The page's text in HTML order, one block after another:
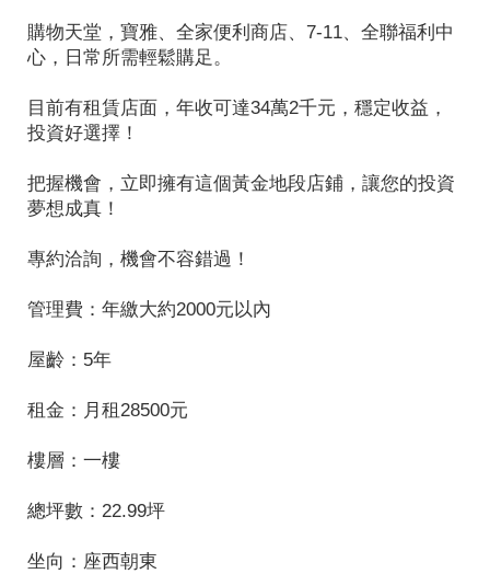
購物天堂，寶雅、全家便利商店、7-11、全聯福利中
心，日常所需輕鬆購足。
目前有租賃店面，年收可達34萬2千元，穩定收益，
投資好選擇！
把握機會，立即擁有這個黃金地段店鋪，讓您的投資
夢想成真！
專約洽詢，機會不容錯過！
管理費：年繳大約2000元以內
屋齡：5年
租金：月租28500元
樓層：一樓
總坪數：22.99坪
坐向：座西朝東